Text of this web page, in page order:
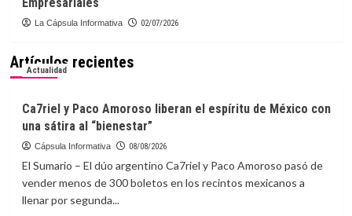
La Cápsula Informativa 02/07/2026
Artículos recientes
Actualidad
Ca7riel y Paco Amoroso liberan el espíritu de México con
una sátira al “bienestar”
Cápsula Informativa 08/08/2026
El Sumario – El dúo argentino Ca7riel y Paco Amoroso pasó de
vender menos de 300 boletos en los recintos mexicanos a
llenar por segunda...